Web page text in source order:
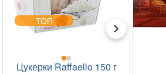
ТОП
Цукерки Raffaello 150 г